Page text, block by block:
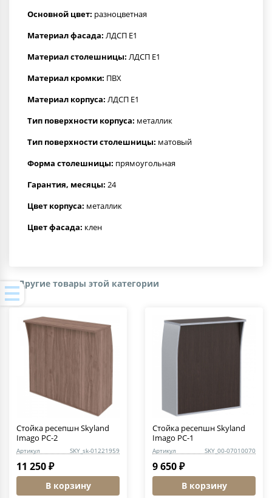
Основной цвет: разноцветная
Материал фасада: ЛДСП Е1
Материал столешницы: ЛДСП Е1
Материал кромки: ПВХ
Материал корпуса: ЛДСП Е1
Тип поверхности корпуса: металлик
Тип поверхности столешницы: матовый
Форма столешницы: прямоугольная
Гарантия, месяцы: 24
Цвет корпуса: металлик
Цвет фасада: клен
Другие товары этой категории
Стойка ресепшн Skyland
Imago РС-2
Артикул SKY_sk-01221959
11 250 ₽
В корзину
Стойка ресепшн Skyland
Imago РС-1
Артикул SKY_00-07010070
9 650 ₽
В корзину